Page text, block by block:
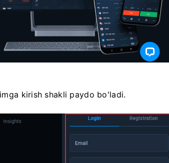
kirish shakli paydo bo'ladi.